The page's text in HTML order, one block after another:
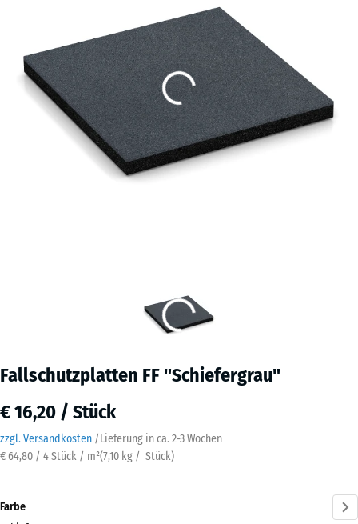
Fallschutzplatten FF "Schiefergrau"
€ 16,20 / Stück
zzgl. Versandkosten /Lieferung in ca. 2-3 Wochen
€ 64,80 / 4 Stück / m²(7,10 kg / Stück)
Farbe